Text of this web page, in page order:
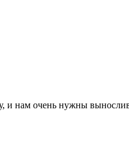
и нам очень нужны